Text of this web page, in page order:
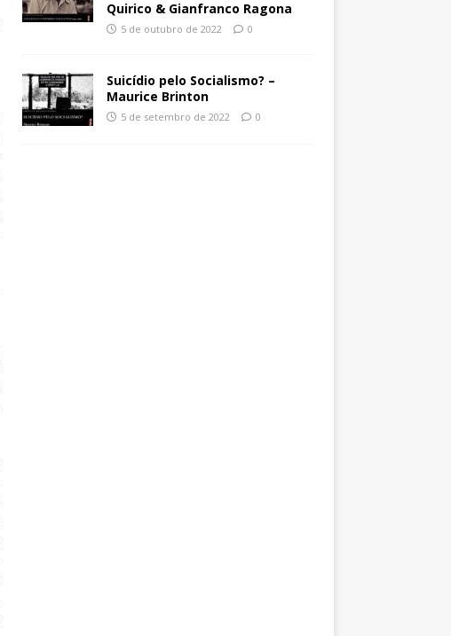
Quirico & Gianfranco Ragona
5 de outubro de 2022 0
Suicídio pelo Socialismo? –
Maurice Brinton
5 de setembro de 2022 0